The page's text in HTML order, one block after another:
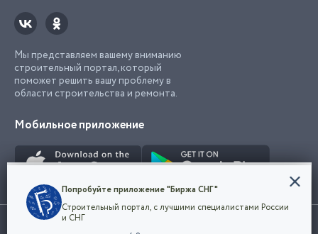
Мы представляем вашему вниманию
строительный портал, который
поможет решить вашу проблему в
области строительства и ремонта.
Мобильное приложение
Использование сайта, в том числе подача объявлений, означает
Конфиденциальность
Мы используем файлы cookie, чтобы сделать
наш сайт удобным для каждого
Попробуйте приложение "Биржа СНГ"
Строительный портал, с лучшими специалистами России
и СНГ